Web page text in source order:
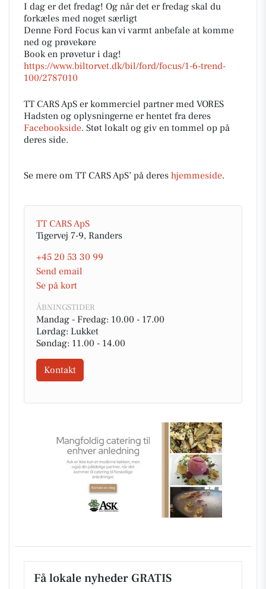
I dag er det fredag! Og når det er fredag skal du
forkæles med noget særligt
Denne Ford Focus kan vi varmt anbefale at komme
ned og prøvekøre
Book en prøvetur i dag!
https://www.biltorvet.dk/bil/ford/focus/1-6-trend-
100/2787010
TT CARS ApS er kommerciel partner med VORES
Hadsten og oplysningerne er hentet fra deres
Facebookside. Støt lokalt og giv en tommel op på
deres side.
Se mere om TT CARS ApS’ på deres hjemmeside.
TT CARS ApS
Tigervej 7-9, Randers
+45 20 53 30 99
Send email
Se på kort
ÅBNINGSTIDER
Mandag - Fredag: 10.00 - 17.00
Lørdag: Lukket
Søndag: 11.00 - 14.00
Kontakt
Få lokale nyheder GRATIS